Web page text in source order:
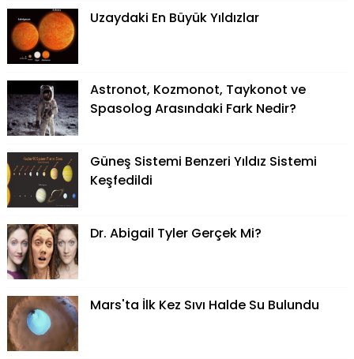
Uzaydaki En Büyük Yıldızlar
Astronot, Kozmonot, Taykonot ve
Spasolog Arasındaki Fark Nedir?
Güneş Sistemi Benzeri Yıldız Sistemi
Keşfedildi
Dr. Abigail Tyler Gerçek Mi?
Mars'ta İlk Kez Sıvı Halde Su Bulundu